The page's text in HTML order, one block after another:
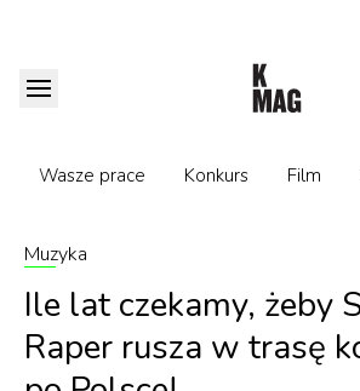
Wasze prace Konkurs Film
Muzyka
Ile lat czekamy, żeby
Raper rusza w trasę